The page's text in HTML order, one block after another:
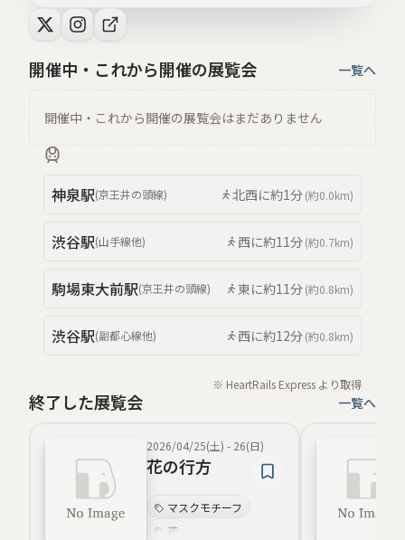
開催中・これから開催の展覧会 一覧へ
開催中・これから開催の展覧会はまだありません
神泉駅(京王井の頭線) 北西に約1分(約0.0km)
渋谷駅(山手線他) 西に約11分(約0.7km)
駒場東大前駅(京王井の頭線) 東に約11分(約0.8km)
渋谷駅(副都心線他) 西に約12分(約0.8km)
※ HeartRails Express より取得
終了した展覧会 一覧へ
2026/04/25(土) - 26(日)
花の行方
マスクモチーフ
花